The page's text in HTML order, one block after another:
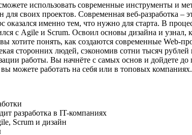
использовать современные инструменты и
своих проектов. Современная веб-разработка –
именно тем, что нужно для старта. В
с Agile и Scrum. Освоил основы дизайна и узнал,
хотите понять, как создаются современные Web-
сторонних людей, сэкономив сотни тысяч
работы. Вы начнёте с самых основ и дойдете
можете работать на себя или в топовых компаниях.
разработка в IT-компаниях
Scrum и дизайн